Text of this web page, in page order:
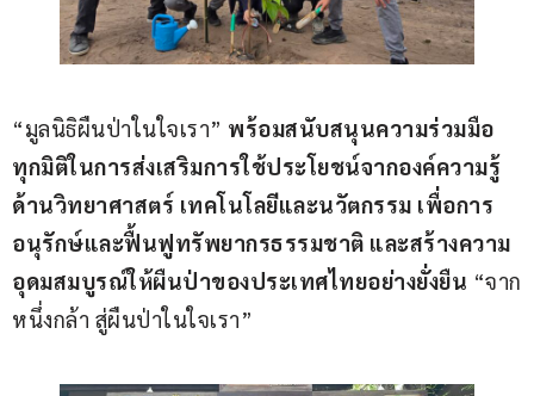
“มูลนิธิผืนป่าในใจเรา” พร้อมสนับสนุนความร่วมมือ
ทุกมิติในการส่งเสริมการใช้ประโยชน์จากองค์ความรู้
ด้านวิทยาศาสตร์ เทคโนโลยีและนวัตกรรม เพื่อการ
อนุรักษ์และฟื้นฟูทรัพยากรธรรมชาติ และสร้างความ
อุดมสมบูรณ์ให้ผืนป่าของประเทศไทยอย่างยั่งยืน “จาก
หนึ่งกล้า สู่ผืนป่าในใจเรา”